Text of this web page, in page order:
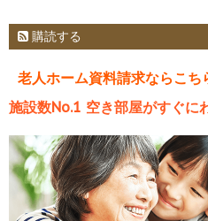
購読する
老人ホーム資料請求ならこち
施設数No.1 空き部屋がすぐに